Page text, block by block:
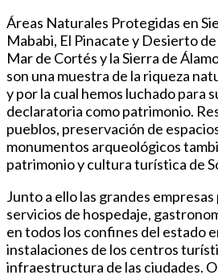
Áreas Naturales Protegidas en
Mababi, El Pinacate y Desierto
Mar de Cortés y la Sierra de
son una muestra de la riqueza
y por la cual hemos luchado para
declaratoria como patrimonio.
pueblos, preservación de
monumentos arqueológicos
patrimonio y cultura turística de
Junto a ello las grandes
servicios de hospedaje,
en todos los confines del estado
instalaciones de los centros
infraestructura de las ciudades.